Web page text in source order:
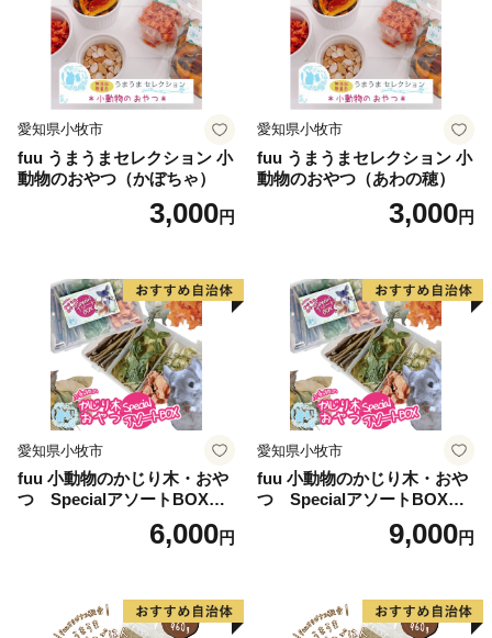
愛知県小牧市
fuu うまうまセレクション 小
動物のおやつ（かぼちゃ）
3,000円
愛知県小牧市
fuu うまうまセレクション 小
動物のおやつ（あわの穂）
3,000円
愛知県小牧市
fuu 小動物のかじり木・おや
つ SpecialアソートBOX（1
6,000円
愛知県小牧市
fuu 小動物のかじり木・おや
つ SpecialアソートBOX（2
9,000円